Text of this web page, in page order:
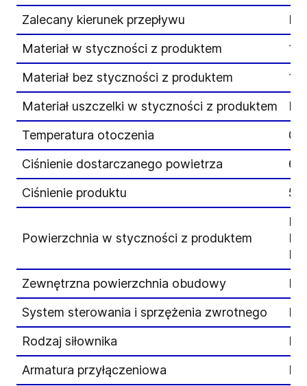
Zalecany kierunek przepływu
Materiał w styczności z produktem
Materiał bez styczności z produktem
Materiał uszczelki w styczności z produktem
Temperatura otoczenia
0
Ciśnienie dostarczanego powietrza
6
Ciśnienie produktu
5
Powierzchnia w styczności z produktem
Zewnętrzna powierzchnia obudowy
System sterowania i sprzężenia zwrotnego
Rodzaj siłownika
Armatura przyłączeniowa